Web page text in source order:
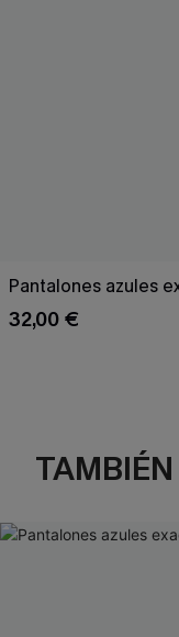
Pantalones azules
32,00 €